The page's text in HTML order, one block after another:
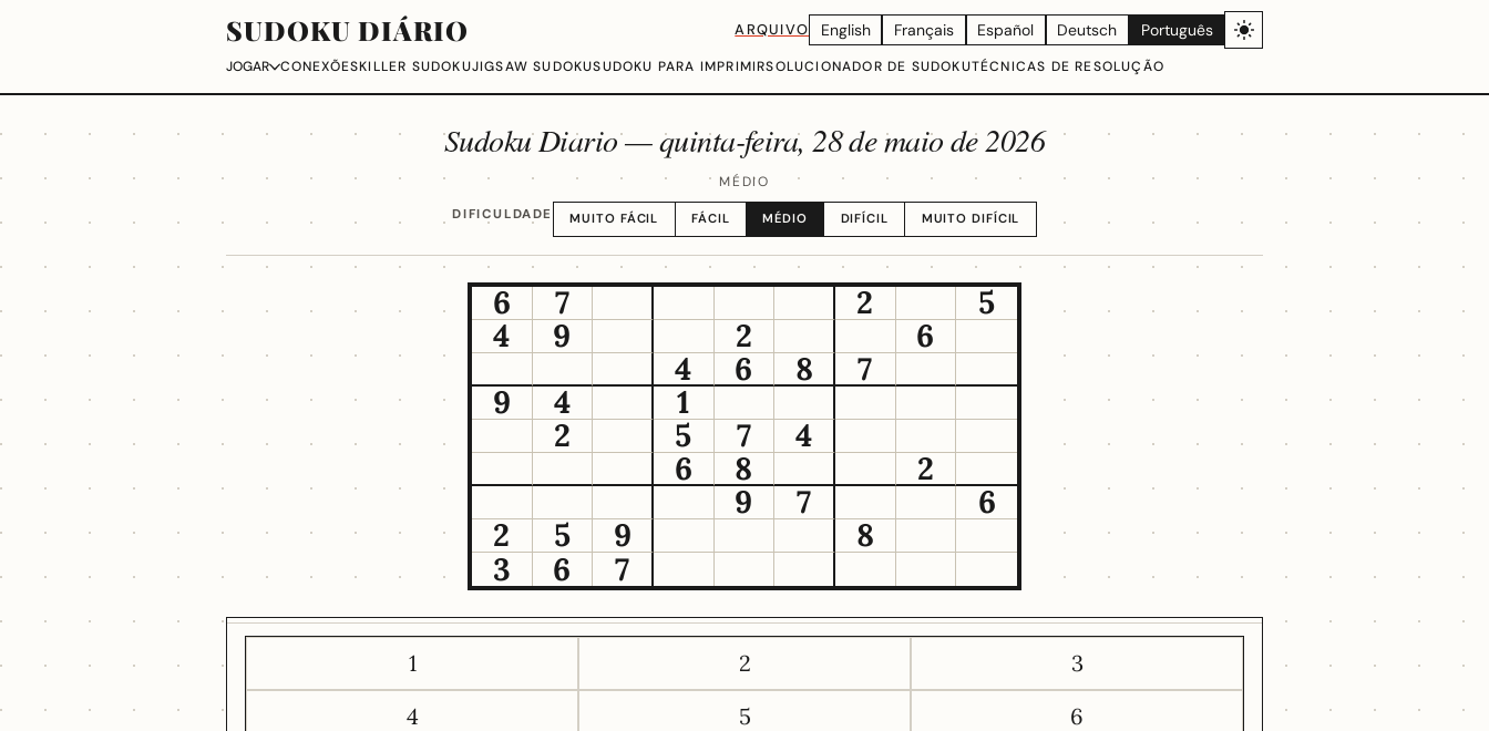
SUDOKU DIÁRIO ARQUIVO English Français Español Deutsch Português
JOGAR CONEXÕESKILLER SUDOKUJIGSAW SUDOKUSUDOKU PARA IMPRIMIRSOLUCIONADOR DE SUDOKUTÉCNICAS DE RESOLUÇÃO
Sudoku Diario —quinta-feira, 28 de maio de 2026
MÉDIO
DIFICULDADE MUITO FÁCIL FÁCIL MÉDIO DIFÍCIL MUITO DIFÍCIL
6 7 2
5
4
9 2
6
4
6 8
7
9
4
1
2
5 7
4
6
8
2
9
7
6
2
5 9
8
3
6 7
1 2
3
4
5
6